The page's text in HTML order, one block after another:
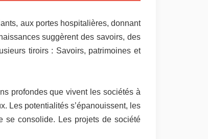
aux portes hospitalières, donnant
suggèrent des savoirs, des
tiroirs : Savoirs, patrimoines et
profondes que vivent les sociétés à
Les potentialités s’épanouissent, les
se consolide. Les projets de société